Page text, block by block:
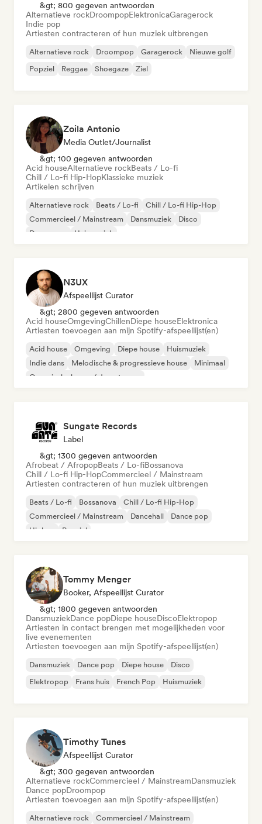
&gt; 800 gegeven antwoorden
Alternatieve rockDroompopElektronicaGaragerock
Indie pop
Artiesten contracteren of hun muziek uitbrengen
Alternatieve rock Droompop Garagerock
Nieuwe golf
Popziel
Reggae Shoegaze Ziel
Zoila Antonio
Media Outlet/Journalist
&gt; 100 gegeven antwoorden
Acid houseAlternatieve rockBeats / Lo-fi
Chill / Lo-fi Hip-HopKlassieke muziek
Artikelen schrijven
Alternatieve rock Beats / Lo-fi
Chill / Lo-fi Hip-Hop
Commercieel / Mainstream
Dansmuziek
Disco
Droompop
Huismuziek
N3UX
Afspeellijst Curator
&gt; 2800 gegeven antwoorden
Acid houseOmgevingChillenDiepe houseElektronica
Artiesten toevoegen aan mijn Spotify-afspeellijst(en)
Acid house Omgeving Diepe house
Huismuziek
Indie dans
Melodische & progressieve house
Minimaal
Organische house / downtempo
Sungate Records
Label
&gt; 1300 gegeven antwoorden
Afrobeat / AfropopBeats / Lo-fiBossanova
Chill / Lo-fi Hip-HopCommercieel / Mainstream
Artiesten contracteren of hun muziek uitbrengen
Beats / Lo-fi Bossanova
Chill / Lo-fi Hip-Hop
Commercieel / Mainstream
Dancehall
Dance pop
Hiphop
Popziel
Tommy Menger
Booker, Afspeellijst Curator
&gt; 1800 gegeven antwoorden
DansmuziekDance popDiepe houseDiscoElektropop
Artiesten in contact brengen met mogelijkheden voor
live evenementen
Artiesten toevoegen aan mijn Spotify-afspeellijst(en)
Dansmuziek Dance pop Diepe house
Disco
Elektropop
Frans huis French Pop Huismuziek
Timothy Tunes
Afspeellijst Curator
&gt; 300 gegeven antwoorden
Alternatieve rockCommercieel / MainstreamDansmuziek
Dance popDroompop
Artiesten toevoegen aan mijn Spotify-afspeellijst(en)
Alternatieve rock Commercieel / Mainstream